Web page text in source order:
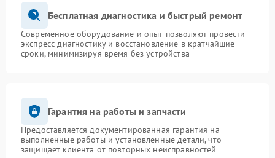
Бесплатная диагностика и быстрый ремонт
Современное оборудование и опыт позволяют провести
экспресс-диагностику и восстановление в кратчайшие
сроки, минимизируя время без устройства
Гарантия на работы и запчасти
Предоставляется документированная гарантия на
выполненные работы и установленные детали, что
защищает клиента от повторных неисправностей